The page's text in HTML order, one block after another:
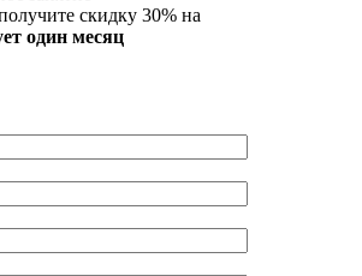
скидку 30% на
один месяц